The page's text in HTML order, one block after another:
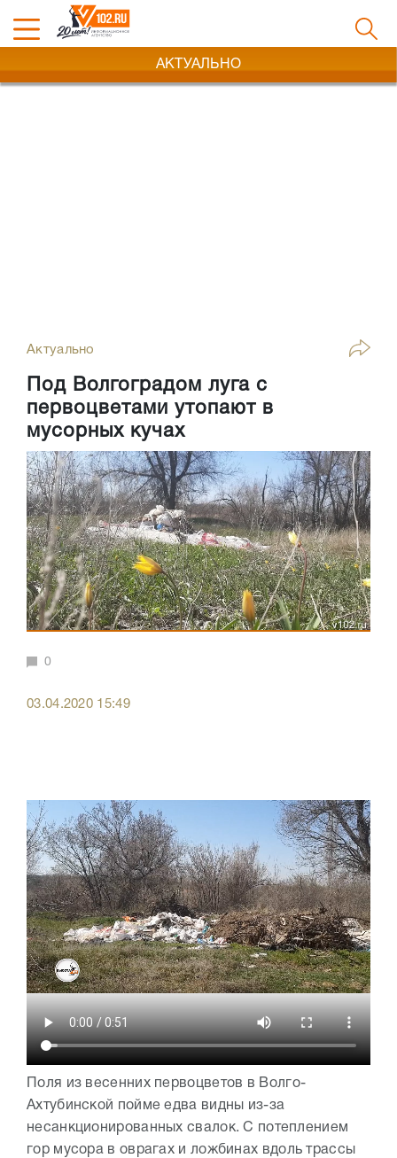
АКТУАЛЬНО
Актуально
Под Волгоградом луга с
первоцветами утопают в
мусорных кучах
0
03.04.2020 15:49
Поля из весенних первоцветов в Волго-
Ахтубинской пойме едва видны из-за
несанкционированных свалок. С потеплением
гор мусора в оврагах и ложбинах вдоль трассы